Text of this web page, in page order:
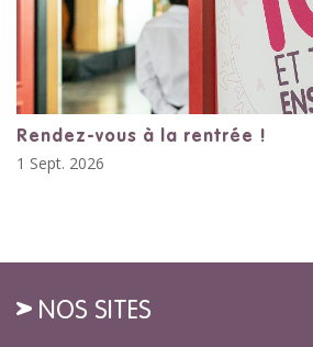
Rendez-vous à la rentrée !
1 Sept. 2026
NOS SITES